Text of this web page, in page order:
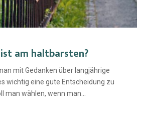
am haltbarsten?
mit Gedanken über langjährige
wichtig eine gute Entscheidung zu
man wählen, wenn man...